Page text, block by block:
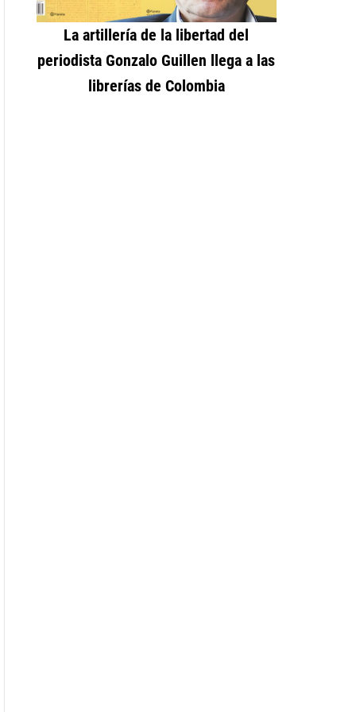
La artillería de la libertad del
periodista Gonzalo Guillen llega a las
librerías de Colombia